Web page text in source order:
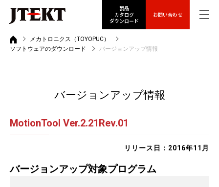
製品
カタログ
ダウンロード
お問い合わせ
メカトロニクス（TOYOPUC）
ソフトウェアのダウンロード
バージョンアップ情報
バージョンアップ情報
MotionTool Ver.2.21Rev.01
リリース日：2016年11月
バージョンアップ対象プログラム